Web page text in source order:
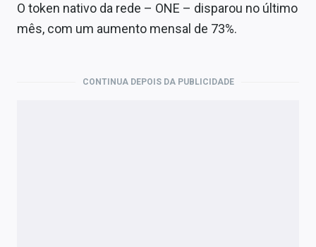
O token nativo da rede – ONE – disparou no último
mês, com um aumento mensal de 73%.
CONTINUA DEPOIS DA PUBLICIDADE